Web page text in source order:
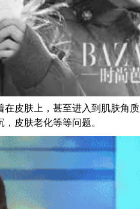
皮肤上，甚至进入到肌肤角
皮肤老化等等问题。